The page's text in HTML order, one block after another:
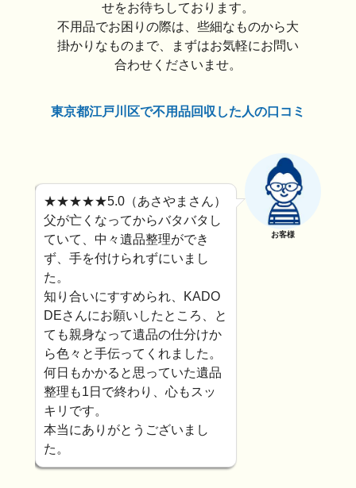
せをお待ちしております。
不用品でお困りの際は、些細なものから大
掛かりなものまで、まずはお気軽にお問い
合わせくださいませ。
東京都江戸川区で不用品回収した人の口コミ
★★★★★5.0（あさやまさん）
父が亡くなってからバタバタし
ていて、中々遺品整理ができ
ず、手を付けられずにいまし
た。
知り合いにすすめられ、KADO
DEさんにお願いしたところ、と
ても親身なって遺品の仕分けか
ら色々と手伝ってくれました。
何日もかかると思っていた遺品
整理も1日で終わり、心もスッ
キリです。
本当にありがとうございまし
た。
お客様